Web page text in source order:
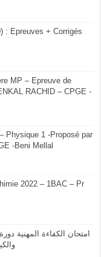
: Epreuves + Corrigés
MP – Epreuve de
RACHID – CPGE -
Physique 1 -Proposé par
-Beni Mellal
2022 – 1BAC – Pr